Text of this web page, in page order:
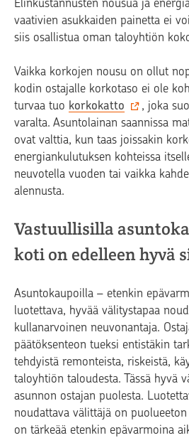
Elinkustannusten nousua ja
vaativien asukkaiden painetta ei
siis osallistua oman taloyhtiön
Vaikka korkojen nousu on ollut
kodin ostajalle korkotaso ei ole
turvaa tuo korkokatto
, joka
varalta. Asuntolainan saannissa
ovat valttia, kun taas joissakin
energiankulutuksen kohteissa
neuvotella vuoden tai vaikka
alennusta.
Vastuullisilla
koti on edelleen hyvä
Asuntokaupoilla – etenkin
luotettava, hyvää välitystapaa
kullanarvoinen neuvonantaja.
päätöksenteon tueksi entistäkin
tehdyistä remonteista, riskeistä,
taloyhtiön taloudesta. Tässä hyvä
asunnon ostajan puolesta.
noudattava välittäjä on
on tärkeää etenkin epävarmoina